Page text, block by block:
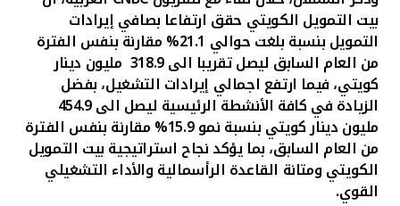
ألمانيا
ماليزيا
تركيا
مصر
بيت التمويل الكويتي حقق ارتفاعا بصافي إيرادات
التمويل بنسبة بلغت حوالي 21.1% مقارنة بنفس الفترة
من العام السابق ليصل تقريبا الى 318.9 مليون دينار
كويتي، فيما ارتفع اجمالي إيرادات التشغيل، بفضل
الزيادة في كافة الأنشطة الرئيسية ليصل الى 454.9
مليون دينار كويتي بنسبة نمو 15.9% مقارنة بنفس الفترة
من العام السابق، بما يؤكد نجاح استراتيجية بيت التمويل
الكويتي ومتانة القاعدة الرأسمالية والأداء التشغيلي
القوي.